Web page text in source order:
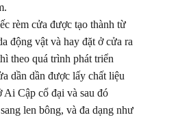
rèm cửa được tạo thành từ
động vật và hay đặt ở cửa ra
theo quá trình phát triển
dần dần được lấy chất liệu
Ai Cập cổ đại và sau đó
len bông, và đa dạng như